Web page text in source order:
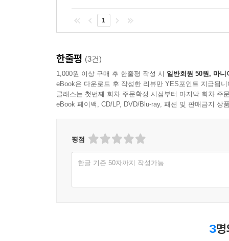
혈연과 결혼 중심의 ‘정상가족’을 넘어선
지난해 가을, 저자는 자기만의 삶의 방식을 찾고
고민을 가진 이들과 연결되고자 브런치에 글을
되다〉는 순식간에 조회수 20만 회를 넘어섰으며,
보였다. 독자들은 결혼과 혈연 중심의 가족만이
모습의 가족구성원이 사회적·법적으로 자신들의
김희경 작가, 황두영 작가, 장혜영 의원은 이
변화하는 저자의 용기와 실행력이 놀랍다”라며
법과 정책을 연구하고 이에 대한 대안으로 ‘생활
1
한줄평 (3건)
1,000원 이상 구매 후 한줄평 작성 시 일반회원 50원, 마니
eBook은 다운로드 후 작성한 리뷰만 YES포인트 지급됩니
클래스는 첫번째 회차 주문확정 시점부터 마지막 회차 주
eBook 페이백, CD/LP, DVD/Blu-ray, 패션 및 판매금지 상
평점
한글 기준 50자까지 작성가능
3